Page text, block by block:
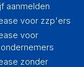
aanmelden
voor zzp'ers
voor
zonder